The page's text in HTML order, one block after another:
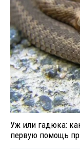
Уж или гадюка:
первую помощь